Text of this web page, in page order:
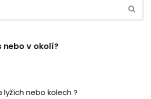
nebo v okolí?
lyžích nebo kolech ?